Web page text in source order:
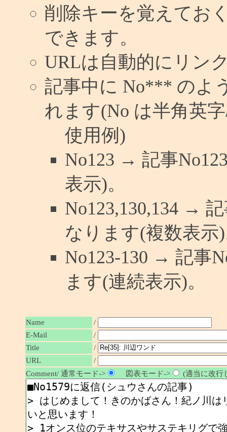
削除キーを覚えてお
できます。
URLは自動的にリン
記事中に No*** のよ
れます(No は半角英
使用例)
No123 → 記事
表示)。
No123,130,134 →
なります(複数表示
No123-130 → 記事
ます(連続表示)。
Name
/
E-Mail
/
Title
/
URL
/
Comment/ 通常モード->
図表モード-> (適当に改行